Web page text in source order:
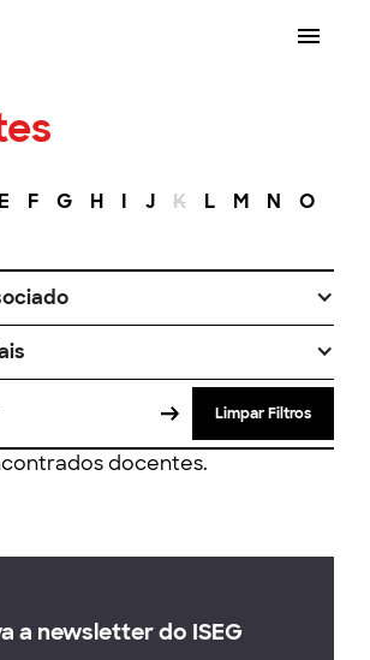
E F G H I J K L M N O
Limpar Filtros
docentes.
a newsletter do ISEG